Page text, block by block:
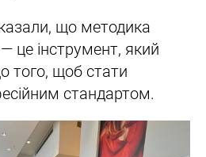
що методика
це інструмент, який
того, щоб стати
стандартом.